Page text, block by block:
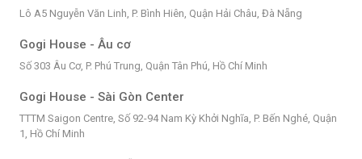
Lô A5 Nguyễn Văn Linh, P. Bình Hiên, Quận Hải Châu, Đà Nẵng
Gogi House - Âu cơ
Số 303 Âu Cơ, P. Phú Trung, Quận Tân Phú, Hồ Chí Minh
Gogi House - Sài Gòn Center
TTTM Saigon Centre, Số 92-94 Nam Kỳ Khởi Nghĩa, P. Bến Nghé, Quận
1, Hồ Chí Minh